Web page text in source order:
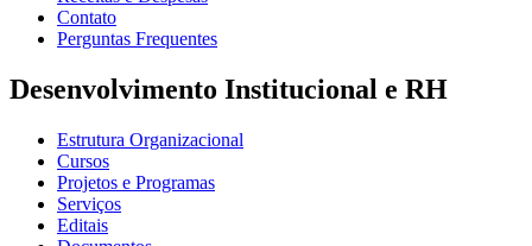
Contato
Perguntas Frequentes
Desenvolvimento Institucional e RH
Estrutura Organizacional
Cursos
Projetos e Programas
Serviços
Editais